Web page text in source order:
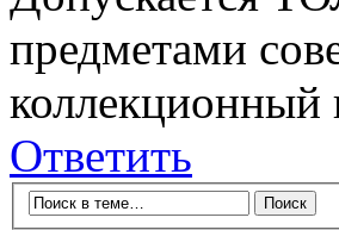
предметами
коллекционный
Ответить